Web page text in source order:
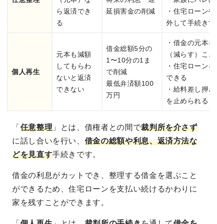
ら返済でき
る
延損害金の削減
・住宅ローン
外して手続きで
個人再生
元本も減額
してもらわ
ないと返済
できない
借金総額5分の
1〜10分の1ま
で削減
最低弁済額100
万円
・借金の元本
（減らす）こ
・住宅ローン
できる
・給料差し押
を止められる
「 任意整理 」とは、債権者との間で裁判所を介さず
に話し合いを行い、 借金の総額や利息、返済方法な
どを見直す手続きです。
借金の利息がカットでき、整理する借金を選ぶこと
ができるため、住宅ローンを支払い続けるかわりに
家を残すことができます。